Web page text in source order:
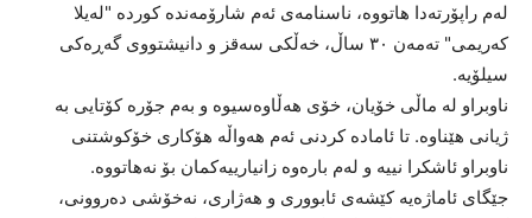
لەم راپۆرتەدا هاتووە، ناسنامەی ئەم شارۆمەندە کوردە "لەیلا
کەریمی" تەمەن ٣٠ ساڵ، خەڵکی سەقز و دانیشتووی گەڕەکی
سیلۆیە.
ناوبراو لە ماڵی خۆیان، خۆی هەڵاوەسیوە و بەم جۆرە کۆتایی بە
ژیانی هێناوە. تا ئامادە کردنی ئەم هەواڵە هۆکاری خۆکوشتنی
ناوبراو ئاشکرا نییە و لەم بارەوە زانیارییەکمان بۆ نەهاتووە.
جێگای ئاماژەیە کێشەی ئابووری و هەژاری، نەخۆشی دەروونی،